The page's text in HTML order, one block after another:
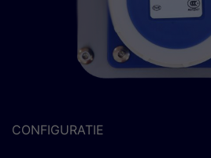
CONFIGURATIE